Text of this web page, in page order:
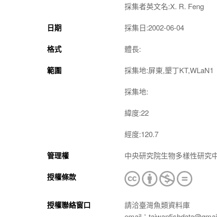
採集者英文名:X. R. Feng
日期 採集日:2002-06-04
格式 體長:
範圍 採集地:屏東,墾丁KT,WLaN1
採集地:
緯度:22
經度:120.7
管理權 中央研究院生物多樣性研究
授權條款
授權聯絡窗口
請洽臺灣魚類資料庫